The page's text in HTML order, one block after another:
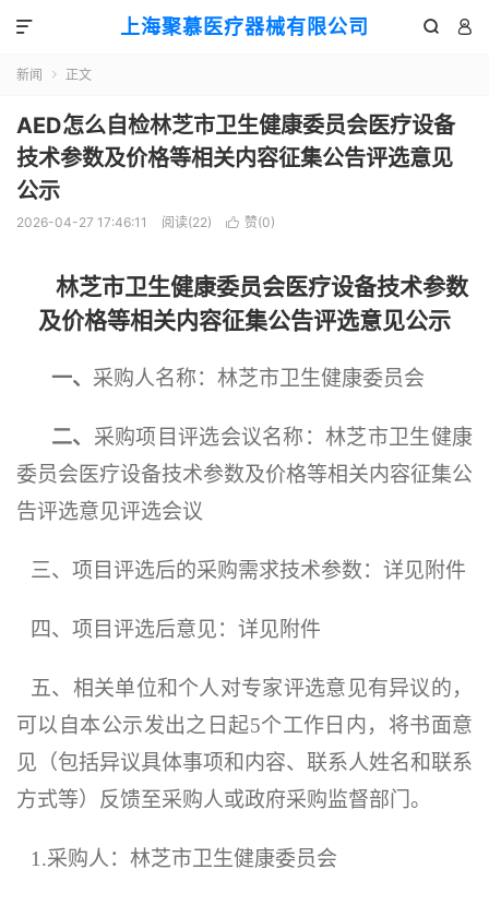
上海聚慕医疗器械有限公司  

新闻  正文
AED怎么自检林芝市卫生健康委员会医疗设备
技术参数及价格等相关内容征集公告评选意见
公示
2026-04-27 17:46:11 阅读(22)  赞(0)
林芝市卫生健康委员会医疗设备技术参数
及价格等相关内容征集公告评选意见公示
一、 采购人名称：林芝市卫生健康委员会
二、 采购项目评选会议名称 ：林芝市卫生健康
委员会医疗设备技术参数及价格等相关内容征集公
告评选意见评选会议
三、项目评选后的采购需求技术参数：详见附件
四、项目评选后意见：详见附件
五、 相关单位和个人对专家评选意见有异议的，
可以自本公示发出之日起5个工作日内，将书面意
见（包括异议具体事项和内容、联系人姓名和联系
方式等）反馈至采购人或政府采购监督部门。
1.采购人：林芝市卫生健康委员会